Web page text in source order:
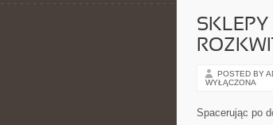
SKLEPY
POSTED BY
WYŁĄCZONA
Spacerując po